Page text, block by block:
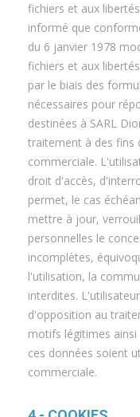
fichiers et aux
informé que
du 6 janvier 1978
fichiers et aux
par le biais des
nécessaires pour
destinées à SARL
traitement à des fins
commerciale.
droit d'accès,
permet, le cas
mettre à jour,
personnelles le
incomplètes,
l'utilisation, la
interdites.
d'opposition au
motifs légitimes
ces données soient
commerciale.